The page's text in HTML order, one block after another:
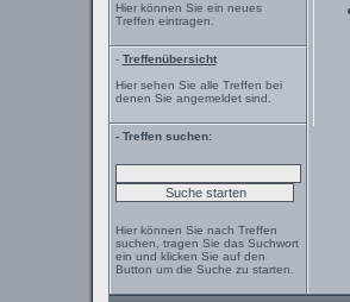
Hier können Sie ein neues
Treffen eintragen.
- Treffenübersicht
Hier sehen Sie alle Treffen bei
denen Sie angemeldet sind.
- Treffen suchen:
Hier können Sie nach Treffen
suchen, tragen Sie das Suchwort
ein und klicken Sie auf den
Button um die Suche zu starten.